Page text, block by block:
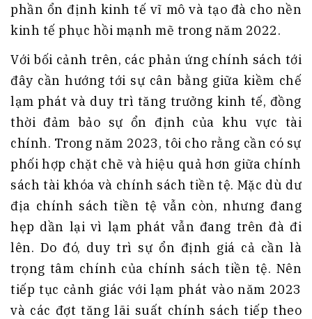
phần ổn định kinh tế vĩ mô và tạo đà cho nền
kinh tế phục hồi mạnh mẽ trong năm 2022.
Với bối cảnh trên, các phản ứng chính sách tới
đây cần hướng tới sự cân bằng giữa kiềm chế
lạm phát và duy trì tăng trưởng kinh tế, đồng
thời đảm bảo sự ổn định của khu vực tài
chính. Trong năm 2023, tôi cho rằng cần có sự
phối hợp chặt chẽ và hiệu quả hơn giữa chính
sách tài khóa và chính sách tiền tệ. Mặc dù dư
địa chính sách tiền tệ vẫn còn, nhưng đang
hẹp dần lại vì lạm phát vẫn đang trên đà đi
lên. Do đó, duy trì sự ổn định giá cả cần là
trọng tâm chính của chính sách tiền tệ. Nên
tiếp tục cảnh giác với lạm phát vào năm 2023
và các đợt tăng lãi suất chính sách tiếp theo